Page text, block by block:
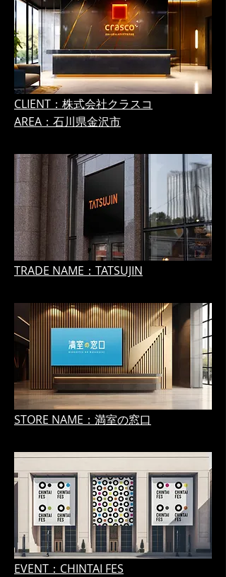
CLIENT：株式会社クラスコ
AREA：石川県金沢市
TRADE NAME：TATSUJIN
STORE NAME：満室の窓口
EVENT：CHINTAI FES